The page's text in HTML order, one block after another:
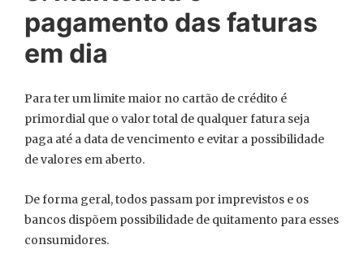
pagamento das faturas
em dia
Para ter um limite maior no cartão de crédito é
primordial que o valor total de qualquer fatura seja
paga até a data de vencimento e evitar a possibilidade
de valores em aberto.
De forma geral, todos passam por imprevistos e os
bancos dispõem possibilidade de quitamento para esses
consumidores.